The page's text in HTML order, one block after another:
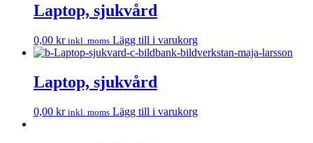
Laptop, sjukvård
0,00 kr inkl. moms Lägg till i varukorg
Laptop, sjukvård
0,00 kr inkl. moms Lägg till i varukorg